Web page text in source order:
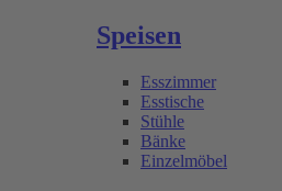
Speisen
Esszimmer
Esstische
Stühle
Bänke
Einzelmöbel